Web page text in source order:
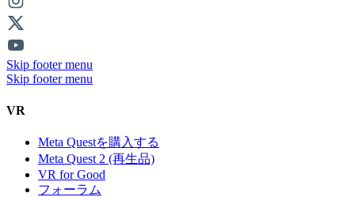
Skip footer menu
Skip footer menu
VR
Meta Questを購入する
Meta Quest 2 (再生品)
VR for Good
フォーラム